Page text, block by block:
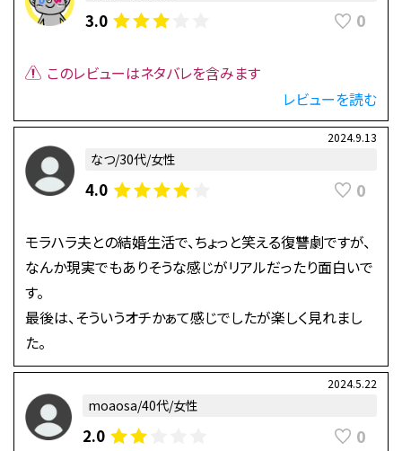
3.0 0
このレビューはネタバレを含みます
レビューを読む
2024.9.13
なつ/30代/女性
4.0 0
モラハラ夫との結婚生活で、ちょっと笑える復讐劇ですが、
なんか現実でもありそうな感じがリアルだったり面白いで
す。
最後は、そういうオチかぁて感じでしたが楽しく見れまし
た。
2024.5.22
moaosa/40代/女性
2.0 0